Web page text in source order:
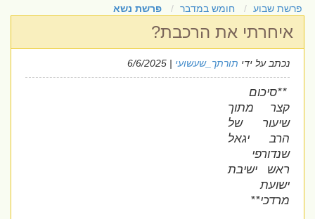
פרשת שבוע חומש במדבר פרשת נשא
איחרתי את הרכבת?
נכתב על ידיתורתך_שעשועי| 6/6/2025
**סיכום
קצר מתוך
שיעור של
הרב יגאל
שנדורפי
ראש ישיבת
ישועת
מרדכי**